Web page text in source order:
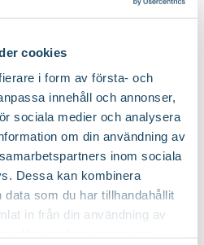
cookies
i form av första- och
innehåll och annonser,
sociala medier och analysera
om din användning av
inom sociala
Dessa kan kombinera
data som du har tillhandahållit
in från din användning av
i flera färger och storlekar.